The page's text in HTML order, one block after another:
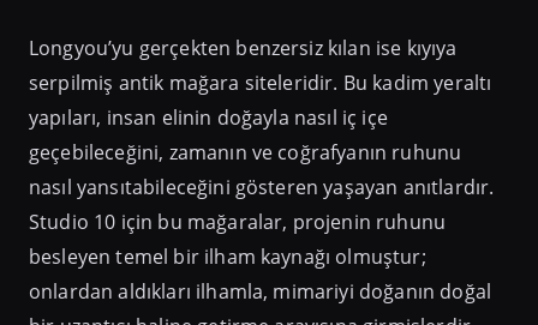
Longyou’yu gerçekten benzersiz kılan ise kıyıya
serpilmiş antik mağara siteleridir. Bu kadim yeraltı
yapıları, insan elinin doğayla nasıl iç içe
geçebileceğini, zamanın ve coğrafyanın ruhunu
nasıl yansıtabileceğini gösteren yaşayan anıtlardır.
Studio 10 için bu mağaralar, projenin ruhunu
besleyen temel bir ilham kaynağı olmuştur;
onlardan aldıkları ilhamla, mimariyi doğanın doğal